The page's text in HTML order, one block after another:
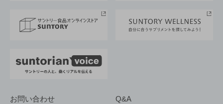
採用情報
お問い合わせ Q&A